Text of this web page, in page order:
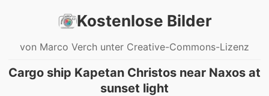
Kostenlose Bilder
von Marco Verch unter Creative-Commons-Lizenz
Cargo ship Kapetan Christos near Naxos at
sunset light